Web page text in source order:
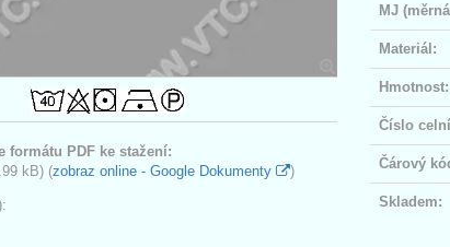
MJ
Materiál:
Hmotnost:
Číslo
Čárový
Skladem:
formátu PDF ke stažení:
kB) (zobraz online - Google Dokumenty )